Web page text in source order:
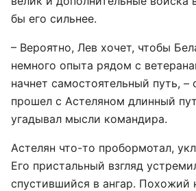
бы его сильнее.
– Вероятно, Лев хочет, чтобы
немного опыта рядом с
начнет самостоятельный путь, –
прошел с Астеляном длинный
угадывал мысли командира.
Астелян что-то пробормотал,
Его пристальный взгляд
спустившийся в ангар. Похожий